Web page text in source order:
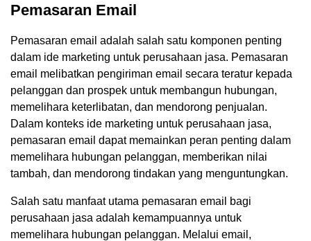
Pemasaran Email
Pemasaran email adalah salah satu komponen penting
dalam ide marketing untuk perusahaan jasa. Pemasaran
email melibatkan pengiriman email secara teratur kepada
pelanggan dan prospek untuk membangun hubungan,
memelihara keterlibatan, dan mendorong penjualan.
Dalam konteks ide marketing untuk perusahaan jasa,
pemasaran email dapat memainkan peran penting dalam
memelihara hubungan pelanggan, memberikan nilai
tambah, dan mendorong tindakan yang menguntungkan.
Salah satu manfaat utama pemasaran email bagi
perusahaan jasa adalah kemampuannya untuk
memelihara hubungan pelanggan. Melalui email,